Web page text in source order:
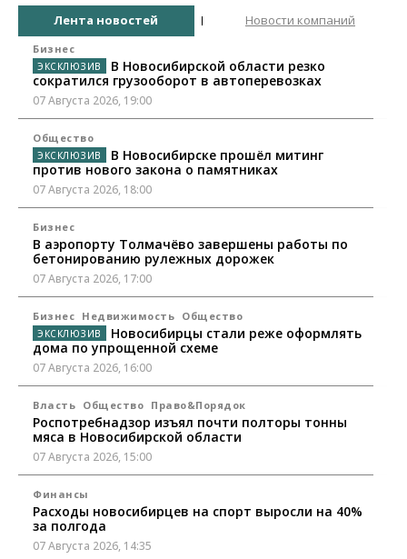
Лента новостей Новости компаний
Бизнес
В Новосибирской области резко
сократился грузооборот в автоперевозках
07 Августа 2026, 19:00
Общество
В Новосибирске прошёл митинг
против нового закона о памятниках
07 Августа 2026, 18:00
Бизнес
В аэропорту Толмачёво завершены работы по
бетонированию рулежных дорожек
07 Августа 2026, 17:00
Бизнес Недвижимость Общество
Новосибирцы стали реже оформлять
дома по упрощенной схеме
07 Августа 2026, 16:00
Власть Общество Право&Порядок
Роспотребнадзор изъял почти полторы тонны
мяса в Новосибирской области
07 Августа 2026, 15:00
Финансы
Расходы новосибирцев на спорт выросли на 40%
за полгода
07 Августа 2026, 14:35